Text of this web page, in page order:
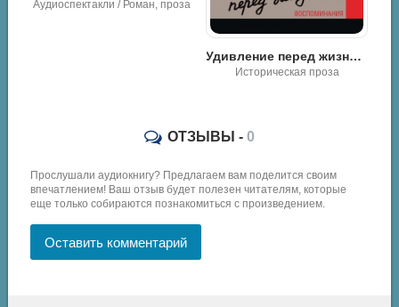
Аудиоспектакли / Роман, проза
Удивление перед жизнью. Воспоминания - Виктор Розов
Историческая проза
ОТЗЫВЫ - 0
Прослушали аудиокнигу? Предлагаем вам поделится своим
впечатлением! Ваш отзыв будет полезен читателям, которые
еще только собираются познакомиться с произведением.
Оставить комментарий